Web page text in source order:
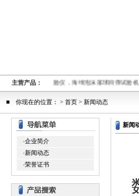
主营产品：
，维卡热变形试验仪，海绵泡沫落球回弹试验
■ 你现在的位置： > 首页 > 新闻动态
·企业简介
·新闻动态
·荣誉证书
新闻